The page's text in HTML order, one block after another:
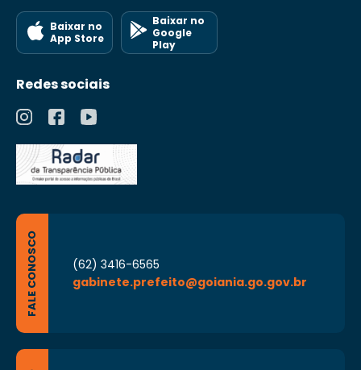
Baixar no
App Store
Baixar no
Google
Play
Redes sociais
FALE CONOSCO
(62) 3416-6565
gabinete.prefeito@goiania.go.gov.br